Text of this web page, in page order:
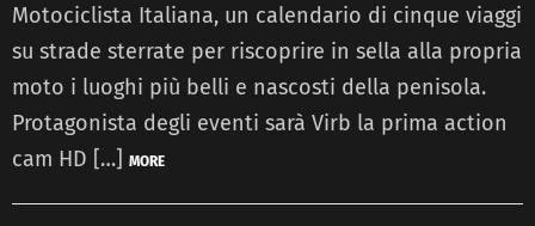
Motociclista Italiana, un calendario di cinque viaggi
su strade sterrate per riscoprire in sella alla propria
moto i luoghi più belli e nascosti della penisola.
Protagonista degli eventi sarà Virb la prima action
cam HD […] MORE